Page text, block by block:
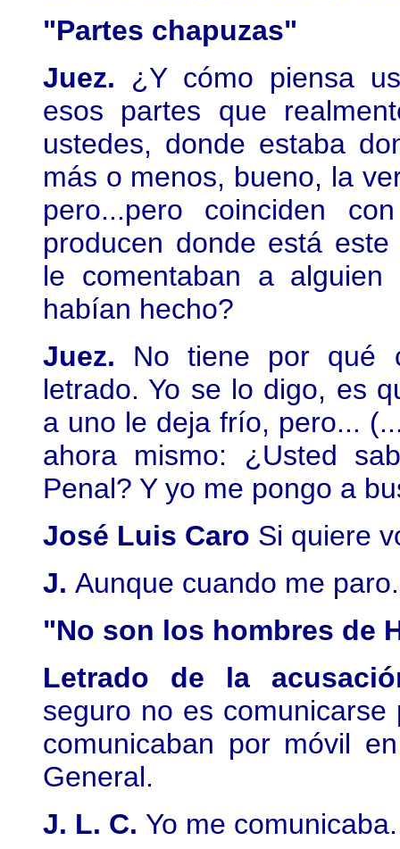
"Partes chapuzas"
Juez. ¿Y cómo piensa
esos partes que
ustedes, donde estaba
más o menos, bueno, la
pero...pero coinciden
producen donde está
le comentaban a
habían hecho?
Juez. No tiene por qué
letrado. Yo se lo digo, es
a uno le deja frío, pero...
ahora mismo: ¿Usted
Penal? Y yo me pongo a
José Luis Caro Si quiere
J. Aunque cuando me
"No son los hombres de
Letrado de la
seguro no es
comunicaban por móvil
General.
J. L. C. Yo me